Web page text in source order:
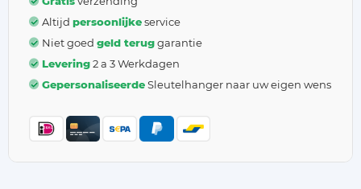
Altijd persoonlijkeservice
Niet goed geld teruggarantie
Levering2 a 3 Werkdagen
GepersonaliseerdeSleutelhanger naar uw eigen wens